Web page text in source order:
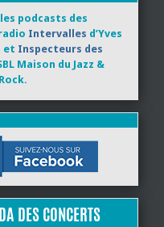
podcasts des
Intervalles d’Yves
et Inspecteurs des
Maison du Jazz &
DES CONCERTS